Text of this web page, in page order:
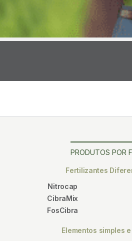
PRODUTOS POR
Fertilizantes
Nitrocap
CibraMix
FosCibra
Elementos simples